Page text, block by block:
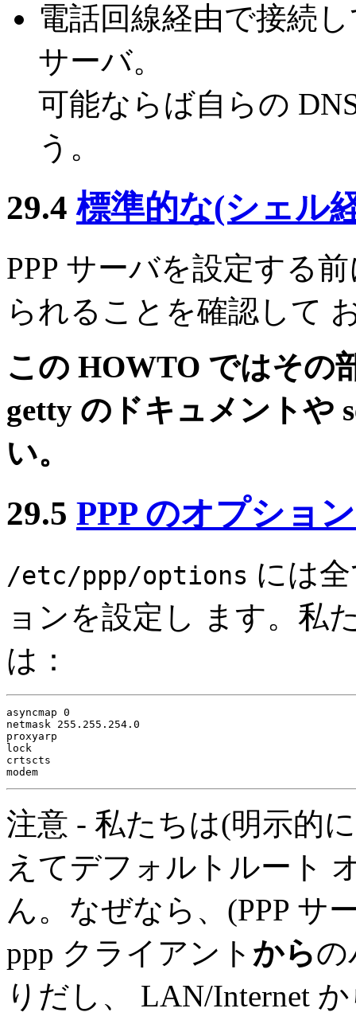
電話回線経由で接続
サーバ。
可能ならば自らの
う。
29.4 標準的な(シェル
PPP サーバを設定する
られることを確認して
この HOWTO ではその
getty のドキュメントや
い。
29.5 PPP のオプショ
/etc/ppp/options には
ョンを設定し ます。私
は：
asyncmap 0
netmask 255.255.254.0
proxyarp
lock
crtscts
注意 - 私たちは(明示的
えてデフォルトルート
ん。なぜなら、(PPP サ
ppp クライアント からの
りだし、 LAN/Internet